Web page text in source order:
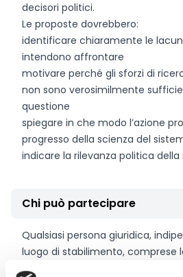
decisori politici.
Le proposte dovrebbero:
identificare chiaramente le
intendono affrontare
motivare perché gli sforzi di
non sono verosimilmente
questione
spiegare in che modo l’azione
progresso della scienza del
indicare la rilevanza politica
Chi può partecipare
Qualsiasi persona giuridica,
luogo di stabilimento, comprese
di paesi terzi non associati o le